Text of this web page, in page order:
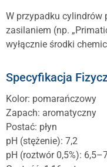
W przypadku cylindrów
zasilaniem (np.
wyłącznie środki
Specyfikacja
Kolor: pomarańczowy
Zapach: aromatyczny
Postać: płyn
pH (stężenie): 7,2
pH (roztwór 0,5%):